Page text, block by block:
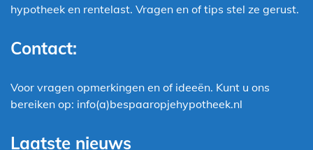
hypotheek en rentelast. Vragen en of tips stel ze gerust.
Contact:
Voor vragen opmerkingen en of ideeën. Kunt u ons
bereiken op: info(a)bespaaropjehypotheek.nl
Laatste nieuws